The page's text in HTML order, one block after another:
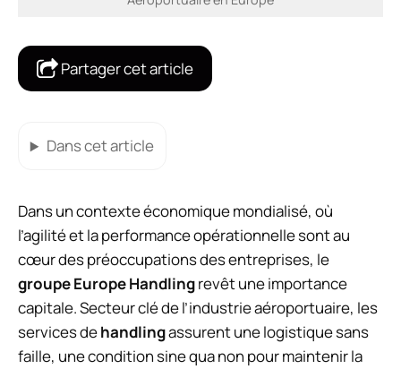
Partager cet article
Dans cet article
Dans un contexte économique mondialisé, où
l’agilité et la performance opérationnelle sont au
cœur des préoccupations des entreprises, le
groupe Europe Handlingrevêt une importance
capitale. Secteur clé de l’industrie aéroportuaire, les
services dehandlingassurent une logistique sans
faille, une condition sine qua non pour maintenir la